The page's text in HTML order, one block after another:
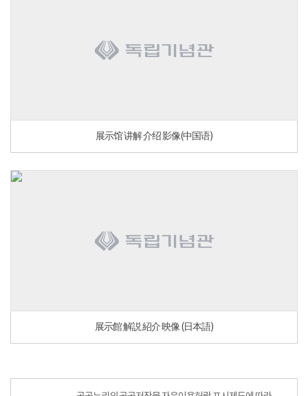
展示馆 讲解 介绍 影像(中国语)
展示館 解説 紹介 映像 (日本語)